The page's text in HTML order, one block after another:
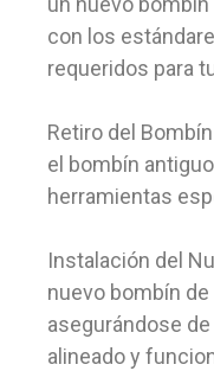
con los
requeridos para
Retiro del
el bombín
herramientas
Instalación del
nuevo bombín
asegurándose
alineado y